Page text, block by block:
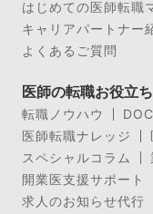
はじめての医師転職
キャリアパートナー
よくあるご質問
医師の転職お役立
転職ノウハウ
医師転職ナレッジ
スペシャルコラム
開業医支援サポート
求人のお知らせ代行